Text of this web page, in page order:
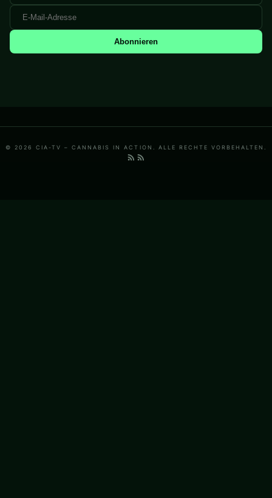
Abonnieren
© 2026 CIA-TV – CANNABIS IN ACTION. ALLE RECHTE VORBEHALTEN.